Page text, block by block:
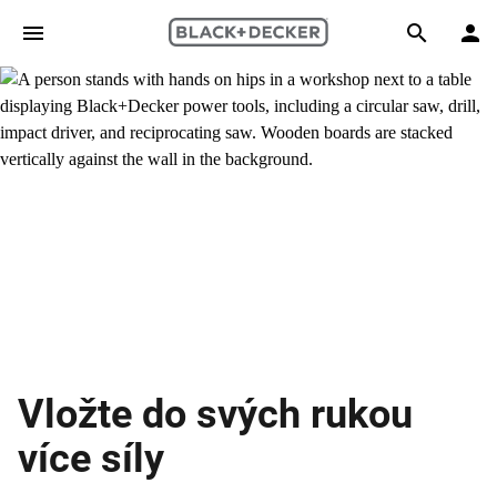
Skip to main content
Search
Vložte do svých rukou
více síly